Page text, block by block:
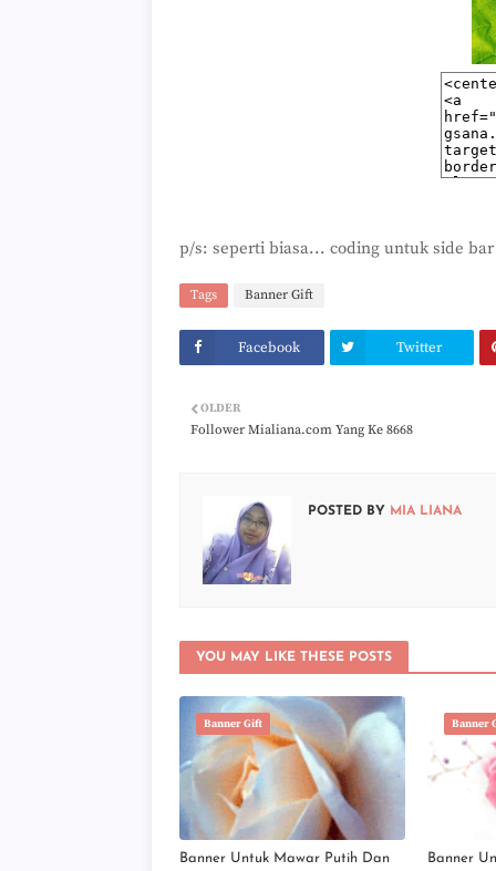
p/s: seperti biasa... coding untuk side
Tags Banner Gift
Facebook Twitter
OLDER
Follower Mialiana.com Yang Ke 8668
POSTED BY MIA LIANA
YOU MAY LIKE THESE POSTS
Banner Gift
Banner Untuk Mawar Putih Dan
Banner
Banner